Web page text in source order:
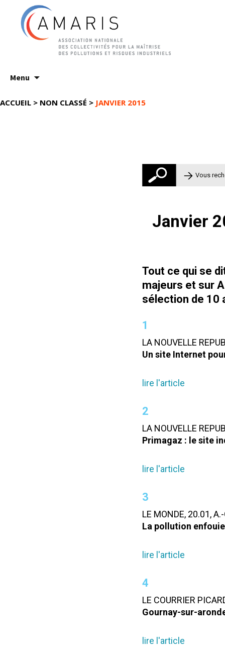
Menu
au
ACCUEIL > NON CLASSÉ > JANVIER 2015
Rechercher
Janvier
Tout ce qui se
majeurs et sur
sélection de 10
1
LA NOUVELLE
Un site Internet
lire l'article
2
LA NOUVELLE
Primagaz : le site
lire l'article
3
LE MONDE, 20.01,
La pollution
lire l'article
4
LE COURRIER
Gournay-sur-
lire l'article